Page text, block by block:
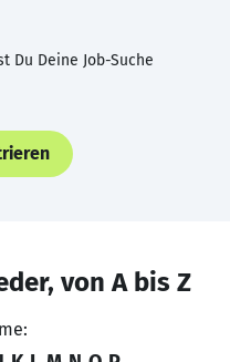
Du Deine Job-Suche
von A bis Z